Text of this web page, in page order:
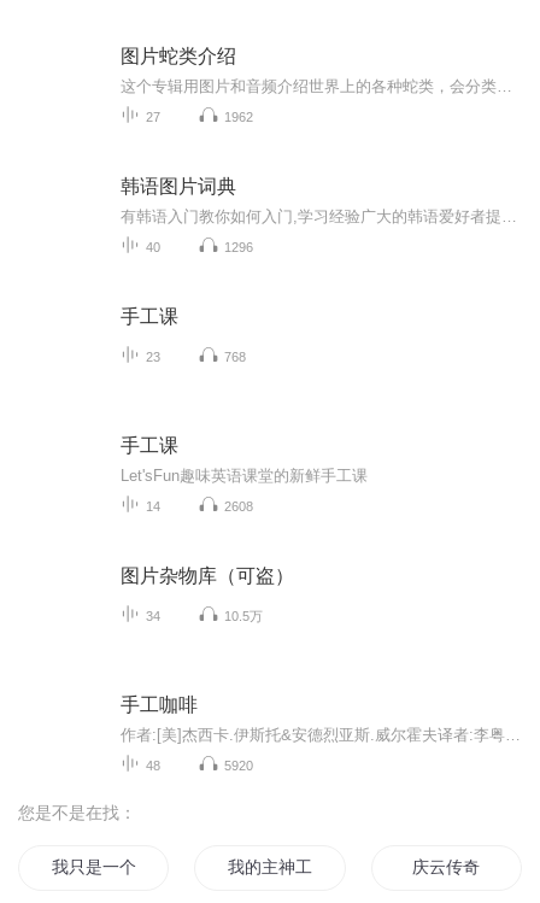
图片蛇类介绍
27 1962
韩语图片词典
40 1296
手工课
23 768
手工课
Let'sFun趣味英语课堂的新鲜手工课
14 2608
图片杂物库（可盗）
34 10.5万
手工咖啡
48 5920
您是不是在找：
我只是一个工作室 我的主神工作 庆云传奇